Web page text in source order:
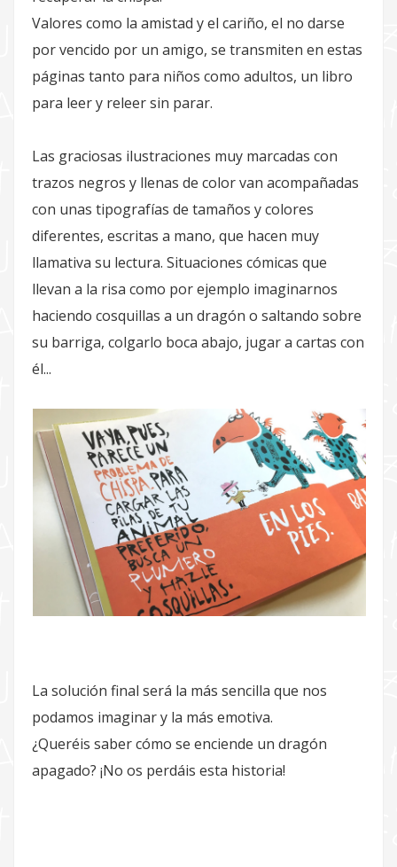
Valores como la amistad y el cariño, el no darse
por vencido por un amigo, se transmiten en estas
páginas tanto para niños como adultos, un libro
para leer y releer sin parar.
Las graciosas ilustraciones muy marcadas con
trazos negros y llenas de color van acompañadas
con unas tipografías de tamaños y colores
diferentes, escritas a mano, que hacen muy
llamativa su lectura. Situaciones cómicas que
llevan a la risa como por ejemplo imaginarnos
haciendo cosquillas a un dragón o saltando sobre
su barriga, colgarlo boca abajo, jugar a cartas con
él...
La solución final será la más sencilla que nos
podamos imaginar y la más emotiva.
¿Queréis saber cómo se enciende un dragón
apagado? ¡No os perdáis esta historia!